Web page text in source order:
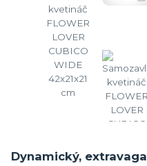
Dynamický,